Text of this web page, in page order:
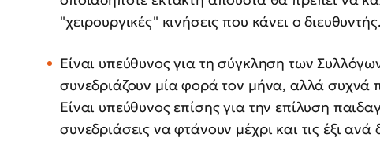
"χειρουργικές" κινήσεις που κάνει ο διευθυντής.
Είναι υπεύθυνος για τη σύγκληση των
συνεδριάζουν μία φορά τον μήνα, αλλά συχνά
Είναι υπεύθυνος επίσης για την επίλυση
συνεδριάσεις να φτάνουν μέχρι και τις έξι